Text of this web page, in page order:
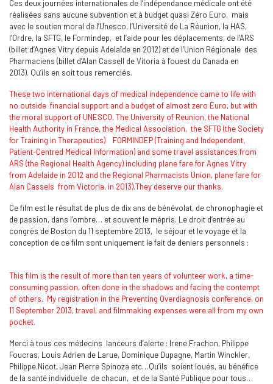
Ces deux journées internationales de l’indépendance médicale ont été
réalisées sans aucune subvention et à budget quasi Zéro Euro, mais
avec le soutien moral de l’Unesco, l’Université de La Réunion, la HAS,
l’Ordre, la SFTG, le Formindep, et l’aide pour les déplacements, de l’ARS
(billet d’Agnes Vitry depuis Adelaïde en 2012) et de l’Union Régionale des
Pharmaciens (billet d’Alan Cassell de Vitoria à l’ouest du Canada en
2013). Qu’ils en soit tous remerciés.
These two international days of medical independence came to life with
no outside financial support and a budget of almost zero Euro, but with
the moral support of UNESCO, The University of Reunion, the National
Health Authority in France, the Medical Association, the SFTG (the Society
for Training in Therapeutics) FORMINDEP (Training and Independent,
Patient-Centred Medical Information) and some travel assistances from
ARS (the Regional Health Agency) including plane fare for Agnes Vitry
from Adelaide in 2012 and the Regional Pharmacists Union, plane fare for
Alan Cassels from Victoria, in 2013).They deserve our thanks.
Ce film est le résultat de plus de dix ans de bénévolat, de chronophagie et
de passion, dans l’ombre… et souvent le mépris. Le droit d’entrée au
congrès de Boston du 11 septembre 2013, le séjour et le voyage et la
conception de ce film sont uniquement le fait de deniers personnels :
This film is the result of more than ten years of volunteer work, a time-
consuming passion, often done in the shadows and facing the contempt
of others. My registration in the Preventing Overdiagnosis conference, on
11 September 2013, travel, and filmmaking expenses were all from my own
pocket.
Merci à tous ces médecins lanceurs d’alerte : Irene Frachon, Philippe
Foucras, Louis Adrien de Larue, Dominique Dupagne, Martin Winckler,
Philippe Nicot, Jean Pierre Spinoza etc…Qu’ils soient loués, au bénéfice
de la santé individuelle de chacun, et de la Santé Publique pour tous…